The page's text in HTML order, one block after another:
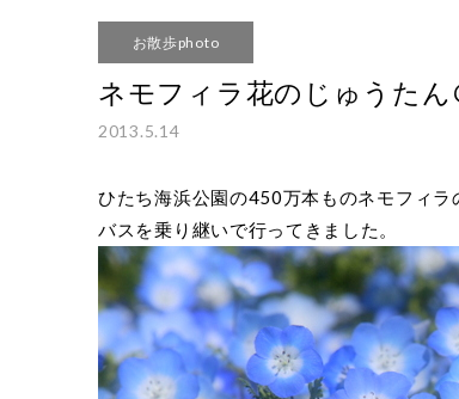
お散歩photo
ネモフィラ花のじゅうたん
2013.5.14
ひたち海浜公園の450万本ものネモフィラ
バスを乗り継いで行ってきました。